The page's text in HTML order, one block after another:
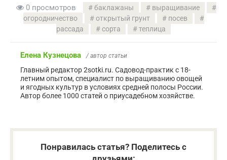
0 просмотров баклажаны
выращивание
огородничество
открытый грунт
посев
рассада
сорта теплица
Елена Кузнецова / автор статьи
Главный редактор 2sotki.ru. Садовод-практик с 18-
летним опытом, специалист по выращиванию овощей
и ягодных культур в условиях средней полосы России.
Автор более 1000 статей о приусадебном хозяйстве.
Понравилась статья? Поделитесь с